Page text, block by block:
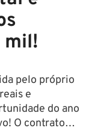
mil!
pelo próprio
e
do ano
O contrato…